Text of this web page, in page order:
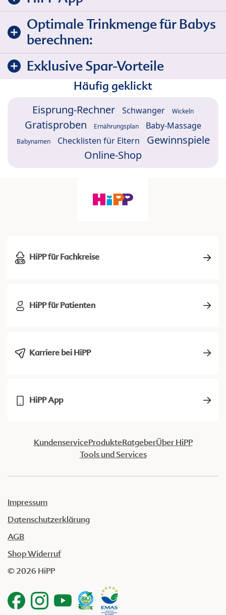
Optimale Trinkmenge für Babys
berechnen:
Exklusive Spar-Vorteile
Häufig geklickt
Eisprung-Rechner Schwanger Wickeln
Gratisproben Ernährungsplan Baby-Massage
Babynamen Checklisten für Eltern
Gewinnspiele
Online-Shop
HiPP für Fachkreise
HiPP für Patienten
Karriere bei HiPP
HiPP App
KundenserviceProdukteRatgeberÜber HiPP
Tools und Services
Impressum
Datenschutzerklärung
AGB
Shop Widerruf
© 2026 HiPP